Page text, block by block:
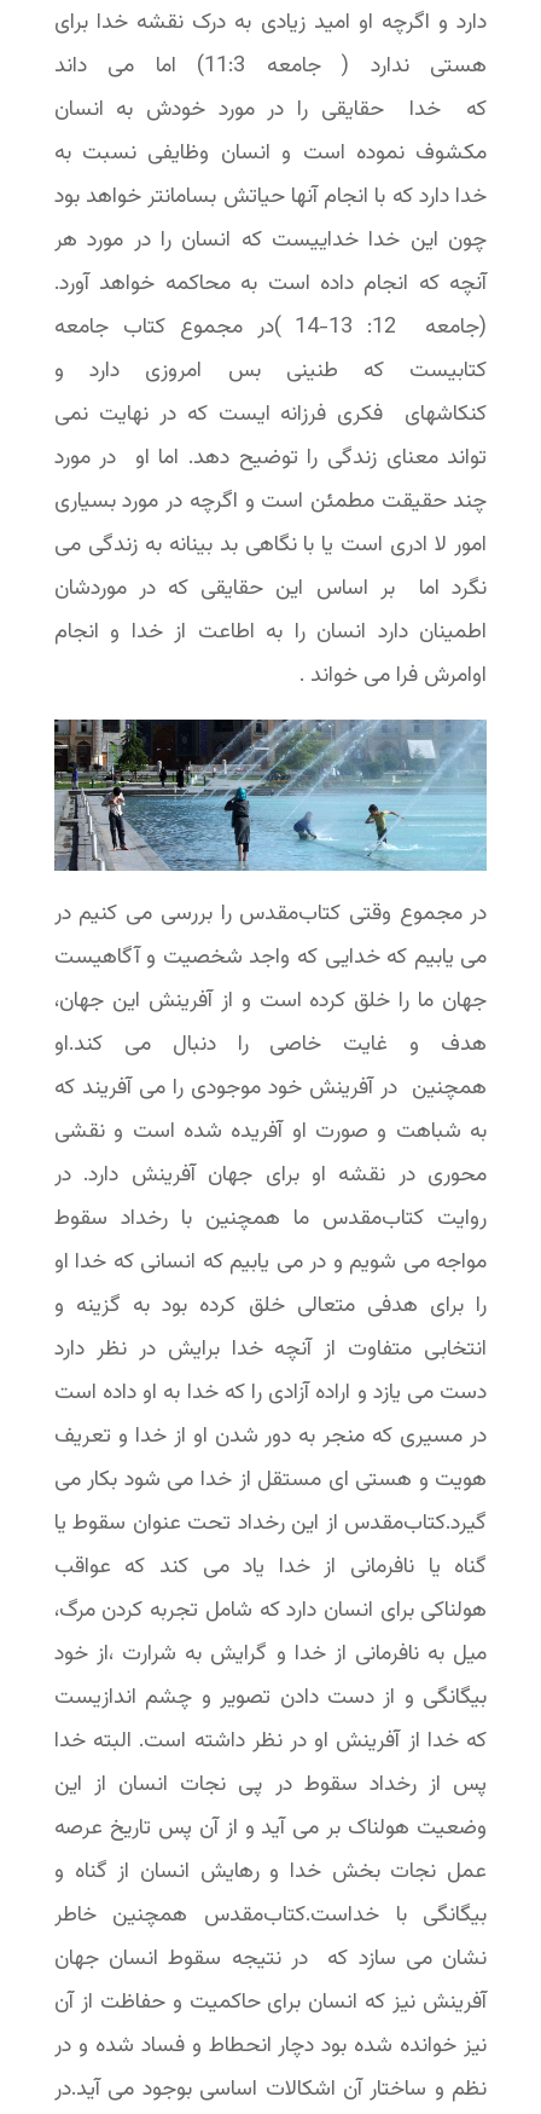
دارد و اگرچه او امید زیادی به درک نقشه خدا برای
هستی ندارد ( جامعه 11:3) اما می داند
که خدا حقایقی را در مورد خودش به انسان
مکشوف نموده است و انسان وظایفی نسبت به
خدا دارد که با انجام آنها حیاتش بسامانتر خواهد بود
چون این خدا خداییست که انسان را در مورد هر
آنچه که انجام داده است به محاکمه خواهد آورد.
(جامعه 12: 13-14 )در مجموع کتاب جامعه
کتابیست که طنینی بس امروزی دارد و
کنکاشهای فکری فرزانه ایست که در نهایت نمی
تواند معنای زندگی را توضیح دهد. اما او در مورد
چند حقیقت مطمئن است و اگرچه در مورد بسیاری
امور لا ادری است یا با نگاهی بد بینانه به زندگی می
نگرد اما بر اساس این حقایقی که در موردشان
اطمینان دارد انسان را به اطاعت از خدا و انجام
اوامرش فرا می خواند .
در مجموع وقتی کتاب‌مقدس را بررسی می کنیم در
می یابیم که خدایی که واجد شخصیت و آگاهیست
جهان ما را خلق کرده است و از آفرینش این جهان،
هدف و غایت خاصی را دنبال می کند.او
همچنین در آفرینش خود موجودی را می آفریند که
به شباهت و صورت او آفریده شده است و نقشی
محوری در نقشه او برای جهان آفرینش دارد. در
روایت کتاب‌مقدس ما همچنین با رخداد سقوط
مواجه می شویم و در می یابیم که انسانی که خدا او
را برای هدفی متعالی خلق کرده بود به گزینه و
انتخابی متفاوت از آنچه خدا برایش در نظر دارد
دست می یازد و اراده آزادی را که خدا به او داده است
در مسیری که منجر به دور شدن او از خدا و تعریف
هویت و هستی ای مستقل از خدا می شود بکار می
گیرد.کتاب‌مقدس از این رخداد تحت عنوان سقوط یا
گناه یا نافرمانی از خدا یاد می کند که عواقب
هولناکی برای انسان دارد که شامل تجربه کردن مرگ،
میل به نافرمانی از خدا و گرایش به شرارت ،از خود
بیگانگی و از دست دادن تصویر و چشم اندازیست
که خدا از آفرینش او در نظر داشته است. البته خدا
پس از رخداد سقوط در پی نجات انسان از این
وضعیت هولناک بر می آید و از آن پس تاریخ عرصه
عمل نجات بخش خدا و رهایش انسان از گناه و
بیگانگی با خداست.کتاب‌مقدس همچنین خاطر
نشان می سازد که در نتیجه سقوط انسان جهان
آفرینش نیز که انسان برای حاکمیت و حفاظت از آن
نیز خوانده شده بود دچار انحطاط و فساد شده و در
نظم و ساختار آن اشکالات اساسی بوجود می آید.در